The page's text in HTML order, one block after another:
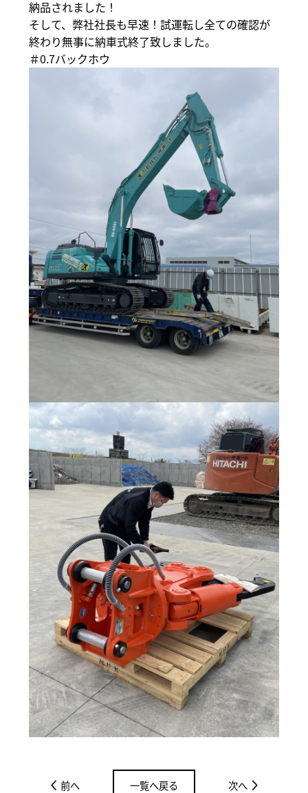
納品されました！
そして、弊社社長も早速！試運転し全ての確認が
終わり無事に納車式終了致しました。
＃0.7バックホウ
前へ 一覧へ戻る 次へ